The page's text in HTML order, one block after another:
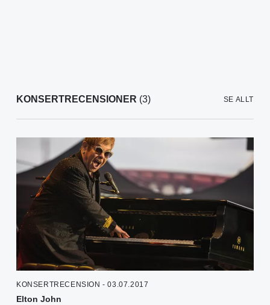
KONSERTRECENSIONER (3) SE ALLT
KONSERTRECENSION - 03.07.2017
Elton John